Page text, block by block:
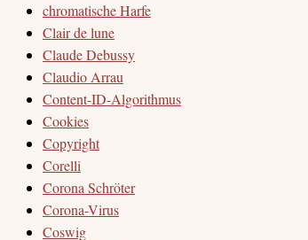
chromatische Harfe
Clair de lune
Claude Debussy
Claudio Arrau
Content-ID-Algorithmus
Cookies
Copyright
Corelli
Corona Schröter
Corona-Virus
Coswig